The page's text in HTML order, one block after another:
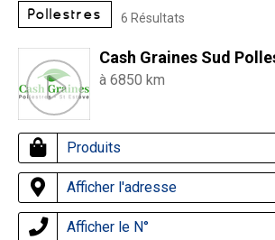
Pollestres 6 Résultats
Cash Graines Sud
à 6850 km
Produits
Afficher l'adresse
Afficher le N°